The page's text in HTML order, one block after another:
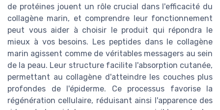
de protéines jouent un rôle crucial dans l'efficacité du
collagène marin, et comprendre leur fonctionnement
peut vous aider à choisir le produit qui répondra le
mieux à vos besoins. Les peptides dans le collagène
marin agissent comme de véritables messagers au sein
de la peau. Leur structure facilite l'absorption cutanée,
permettant au collagène d'atteindre les couches plus
profondes de l'épiderme. Ce processus favorise la
régénération cellulaire, réduisant ainsi l'apparence des